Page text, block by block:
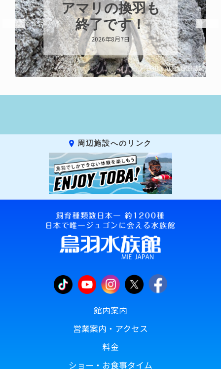
トビウオ幼魚展
示中！
2026年8月6日
周辺施設へのリンク
館内案内
営業案内・アクセス
料金
ショー・お食事タイム